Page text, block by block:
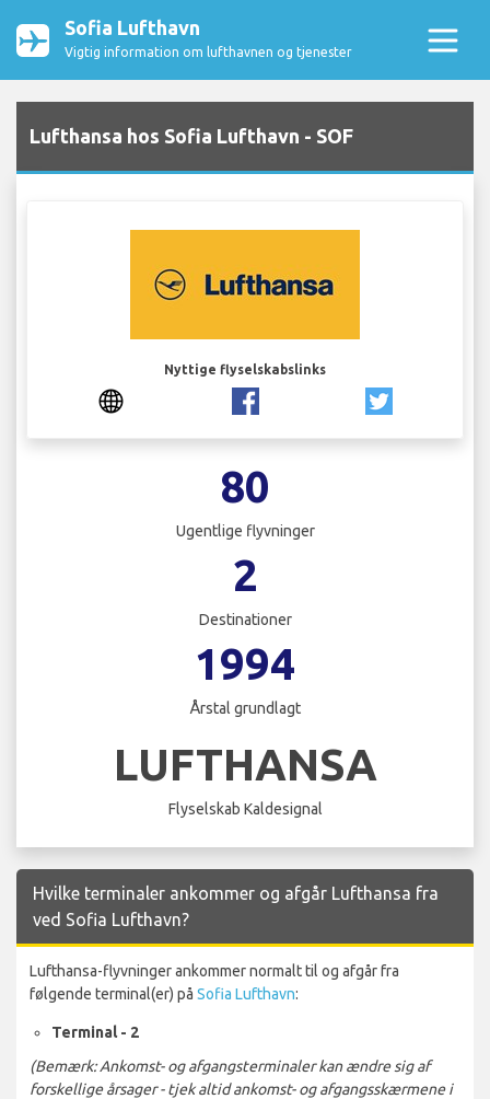
Sofia Lufthavn
Vigtig information om lufthavnen og tjenester
Lufthansa hos Sofia Lufthavn - SOF
Nyttige flyselskabslinks
80
Ugentlige flyvninger
2
Destinationer
1994
Årstal grundlagt
LUFTHANSA
Flyselskab Kaldesignal
Hvilke terminaler ankommer og afgår Lufthansa fra
ved Sofia Lufthavn?
Lufthansa-flyvninger ankommer normalt til og afgår fra
følgende terminal(er) på Sofia Lufthavn:
Terminal - 2
(Bemærk: Ankomst- og afgangsterminaler kan ændre sig af
forskellige årsager - tjek altid ankomst- og afgangsskærmene i